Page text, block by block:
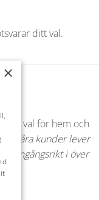
ditt val.
val för hem och
våra kunder lever
framgångsrikt i över
×